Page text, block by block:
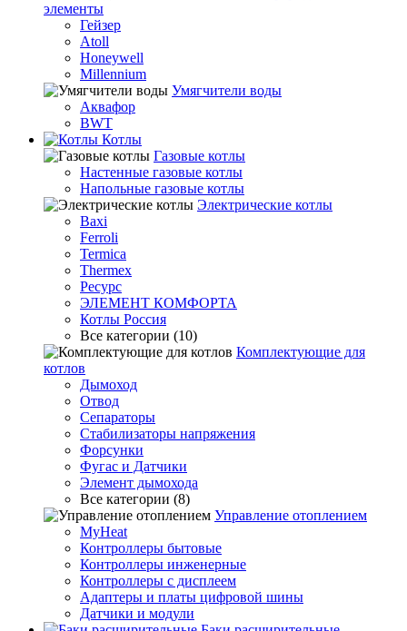
элементы
Гейзер
Atoll
Honeywell
Millennium
Умягчители воды
Аквафор
BWT
Котлы
Гaзовые котлы
Настенные газовые котлы
Напольные газовые котлы
Электрические котлы
Baxi
Ferroli
Termica
Thermex
Ресурс
ЭЛЕМЕНТ КОМФОРТА
Котлы Россия
Все категории (10)
Комплектующие для
котлов
Дымоход
Отвод
Сепараторы
Стабилизаторы напряжения
Форсунки
Фугас и Датчики
Элемент дымохода
Все категории (8)
Управление отоплением
MyHeat
Контроллеры бытовые
Контроллеры инженерные
Контроллеры с дисплеем
Адаптеры и платы цифровой шины
Датчики и модули